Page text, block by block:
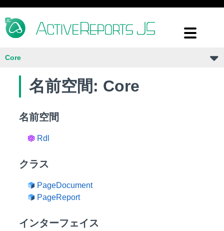
Core
名前空間: Core
名前空間
Rdl
クラス
PageDocument
PageReport
インターフェイス